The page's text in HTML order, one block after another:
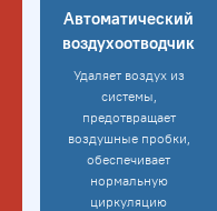
Автоматический
воздухоотводчик
Удаляет воздух из
системы,
предотвращает
воздушные пробки,
обеспечивает
нормальную
циркуляцию